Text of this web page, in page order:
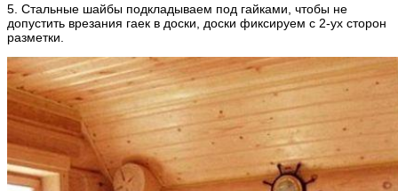
5. Стальные шайбы подкладываем под гайками, чтобы не
допустить врезания гаек в доски, доски фиксируем с 2-ух сторон
разметки.